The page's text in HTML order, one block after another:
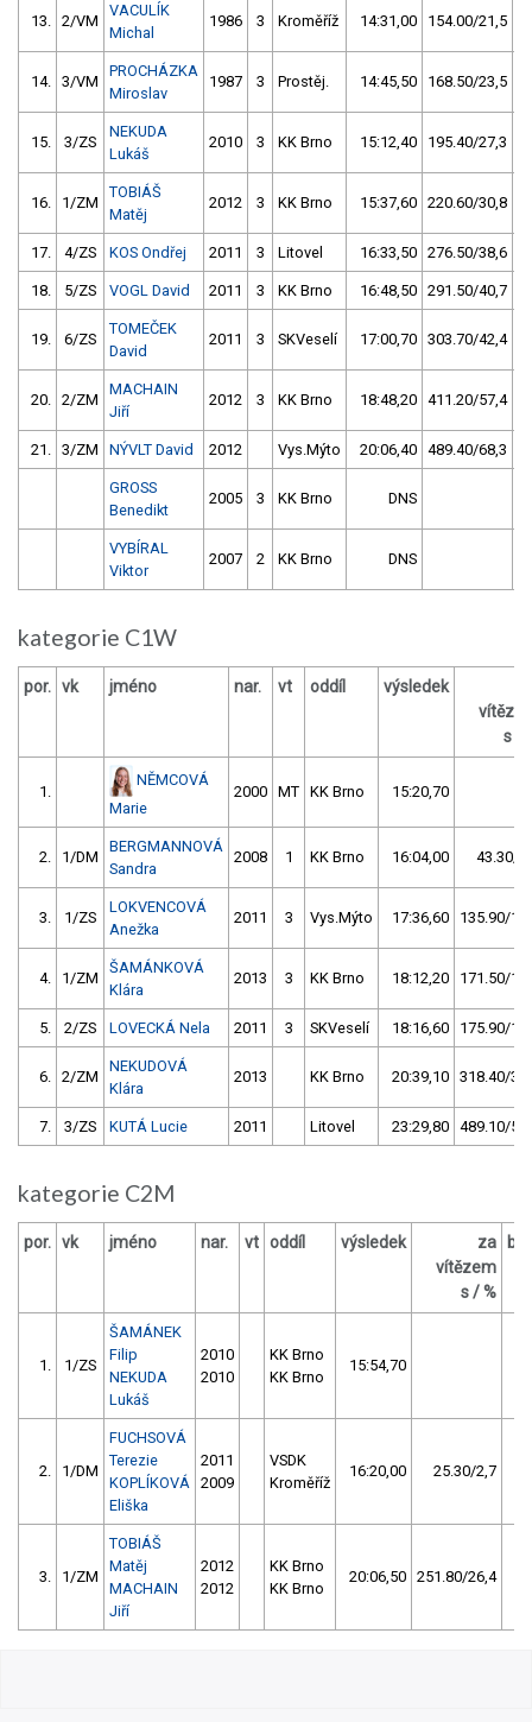
13. 2/VM
VACULÍK
Michal
1986 3 Kroměříž 14:31,00 154.00/21,5
14. 3/VM
PROCHÁZKA
Miroslav
1987 3 Prostěj. 14:45,50 168.50/23,5
15. 3/ZS
NEKUDA
Lukáš
2010 3 KK Brno 15:12,40 195.40/27,3
16. 1/ZM
TOBIÁŠ
Matěj
2012 3 KK Brno 15:37,60 220.60/30,8
17. 4/ZS KOS Ondřej 2011 3 Litovel 16:33,50 276.50/38,6
18. 5/ZS VOGL David 2011 3 KK Brno 16:48,50 291.50/40,7
19. 6/ZS
TOMEČEK
David
2011 3 SKVeselí 17:00,70 303.70/42,4
20. 2/ZM
MACHAIN
Jiří
2012 3 KK Brno 18:48,20 411.20/57,4
21. 3/ZM NÝVLT David 2012 Vys.Mýto 20:06,40 489.40/68,3
GROSS
Benedikt
2005 3 KK Brno DNS
VYBÍRAL
Viktor
2007 2 KK Brno DNS
kategorie C1W
por. vk jméno nar. vt oddíl výsledek
s /
1.
NĚMCOVÁ
Marie
2000 MT KK Brno 15:20,70
2. 1/DM
BERGMANNOVÁ
Sandra
2008 1 KK Brno 16:04,00 43.30/
3. 1/ZS
LOKVENCOVÁ
Anežka
2011 3 Vys.Mýto 17:36,60 135.90/
4. 1/ZM
ŠAMÁNKOVÁ
Klára
2013 3 KK Brno 18:12,20 171.50/
5. 2/ZS LOVECKÁ Nela 2011 3 SKVeselí 18:16,60 175.90/
6. 2/ZM
NEKUDOVÁ
Klára
2013 KK Brno 20:39,10 318.40/
7. 3/ZS KUTÁ Lucie 2011 Litovel 23:29,80 489.10/
kategorie C2M
por. vk jméno nar. vt oddíl výsledek
za
vítězem
s / %
1. 1/ZS
ŠAMÁNEK
Filip
NEKUDA
Lukáš
2010
2010
KK Brno
KK Brno
15:54,70
2. 1/DM
FUCHSOVÁ
Terezie
KOPLÍKOVÁ
Eliška
2011
2009
VSDK
Kroměříž
16:20,00 25.30/2,7
3. 1/ZM
TOBIÁŠ
Matěj
MACHAIN
Jiří
2012
2012
KK Brno
KK Brno
20:06,50 251.80/26,4